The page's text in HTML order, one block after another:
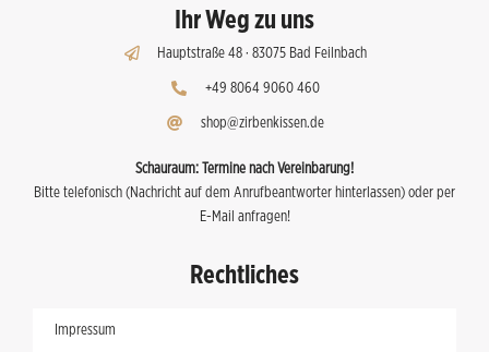
Ihr Weg zu uns
Hauptstraße 48 · 83075 Bad Feilnbach
+49 8064 9060 460
shop@zirbenkissen.de
Schauraum: Termine nach Vereinbarung!
Bitte telefonisch (Nachricht auf dem Anrufbeantworter hinterlassen) oder per
E-Mail anfragen!
Rechtliches
Impressum